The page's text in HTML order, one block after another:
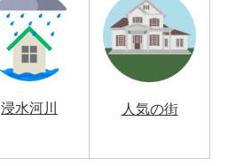
浸水河川 人気の街